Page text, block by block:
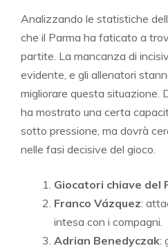
Analizzando le statistiche
che il Parma ha faticato a
partite. La mancanza di
evidente, e gli allenatori
migliorare questa situazione.
ha mostrato una certa
sotto pressione, ma dovrà
nelle fasi decisive del gioco.
Giocatori chiave del
Franco Vázquez:
intesa con i compagni.
Adrian Benedyczak: